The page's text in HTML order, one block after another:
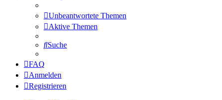
Unbeantwortete Themen
Aktive Themen
Suche
FAQ
Anmelden
Registrieren